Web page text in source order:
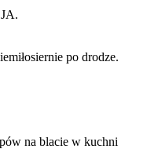
po drodze.
na blacie w kuchni